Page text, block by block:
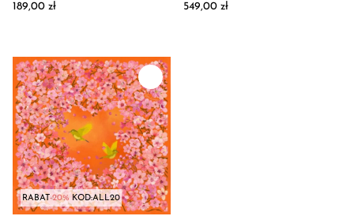
189,00 zł 549,00zł
RABAT -20% KOD:ALL20